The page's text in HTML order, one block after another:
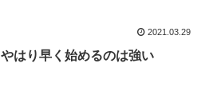
2021.03.29
やはり早く始めるのは強い